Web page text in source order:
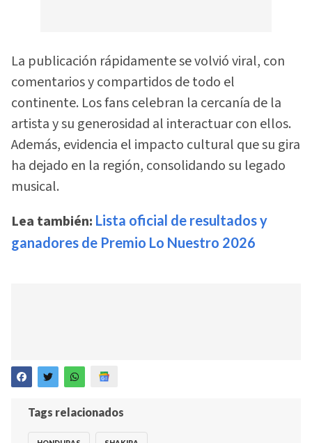
La publicación rápidamente se volvió viral, con
comentarios y compartidos de todo el
continente. Los fans celebran la cercanía de la
artista y su generosidad al interactuar con ellos.
Además, evidencia el impacto cultural que su gira
ha dejado en la región, consolidando su legado
musical.
Lea también: Lista oficial de resultados y
ganadores de Premio Lo Nuestro 2026
Tags relacionados